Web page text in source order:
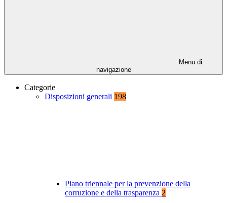
Menu di
navigazione
Categorie
Disposizioni generali 198
Piano triennale per la prevenzione della
corruzione e della trasparenza 2